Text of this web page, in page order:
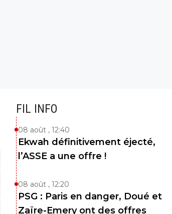
FIL INFO
08 août , 12:40
Ekwah définitivement éjecté,
l’ASSE a une offre !
08 août , 12:20
PSG : Paris en danger, Doué et
Zaïre-Emery ont des offres